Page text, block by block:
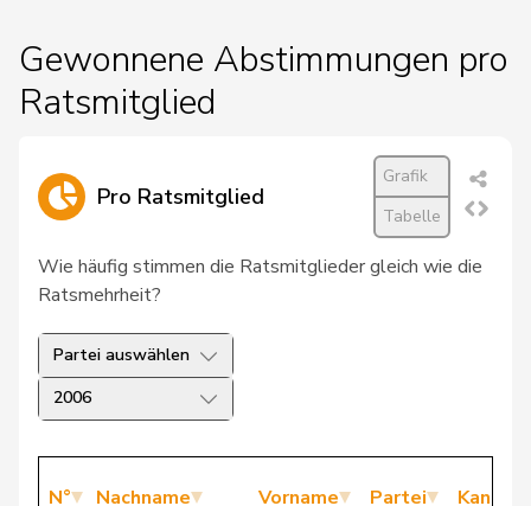
Gewonnene Abstimmungen pro
Ratsmitglied
Pro Ratsmitglied
Grafik
Tabelle
Wie häufig stimmen die Ratsmitglieder gleich wie die
Ratsmehrheit?
Partei auswählen
2006
N° Nachname Vorname Partei Kanton